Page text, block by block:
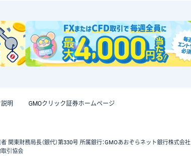
明 GMOクリック証券ホームページ
関東財務局長（銀代）第330号 所属銀行：GMOあおぞらネット銀行株式会社
取引協会